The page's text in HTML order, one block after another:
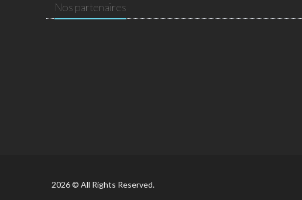
Nos partenaires
2026 © All Rights Reserved.